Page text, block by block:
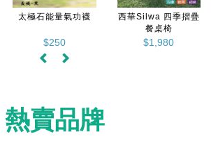
彰化溪
裝禮
奧地利Eglo燈飾-簡
西華Silwa
熱賣品牌